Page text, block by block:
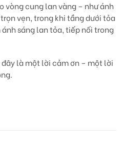
vòng cung lan vàng – nhưánh
vẹn, trong khi tầng dưới tỏa
ánh sáng lan tỏa, tiếp nối trong
làmột lời cảm ơn – một lời